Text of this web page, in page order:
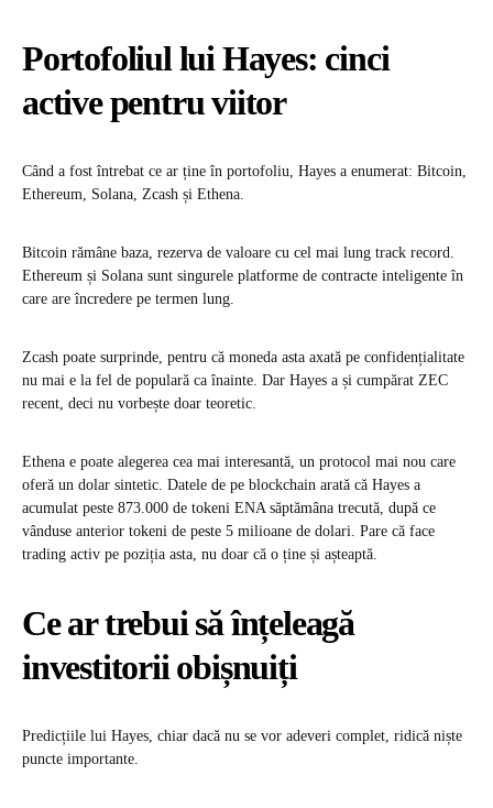
Portofoliul lui Hayes: cinci
active pentru viitor
Când a fost întrebat ce ar ține în portofoliu, Hayes a enumerat: Bitcoin,
Ethereum, Solana, Zcash și Ethena.
Bitcoin rămâne baza, rezerva de valoare cu cel mai lung track record.
Ethereum și Solana sunt singurele platforme de contracte inteligente în
care are încredere pe termen lung.
Zcash poate surprinde, pentru că moneda asta axată pe confidențialitate
nu mai e la fel de populară ca înainte. Dar Hayes a și cumpărat ZEC
recent, deci nu vorbește doar teoretic.
Ethena e poate alegerea cea mai interesantă, un protocol mai nou care
oferă un dolar sintetic. Datele de pe blockchain arată că Hayes a
acumulat peste 873.000 de tokeni ENA săptămâna trecută, după ce
vânduse anterior tokeni de peste 5 milioane de dolari. Pare că face
trading activ pe poziția asta, nu doar că o ține și așteaptă.
Ce ar trebui să înțeleagă
investitorii obișnuiți
Predicțiile lui Hayes, chiar dacă nu se vor adeveri complet, ridică niște
puncte importante.